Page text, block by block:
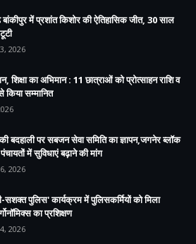
में प्रशांत किशोर की ऐतिहासिक जीत, 30 साल
2026
शिक्षा का अभिमान : 11 छात्राओं को प्रोत्साहन राशि व
किया सम्मानित
बदहाली पर सबजन सेवा समिति का ज्ञापन,जगनेर ब्लॉक
में सुविधाएं बढ़ाने की मांग
2026
सशक्त पुलिस' कार्यक्रम में पुलिसकर्मियों को मिला
का प्रशिक्षण
2026